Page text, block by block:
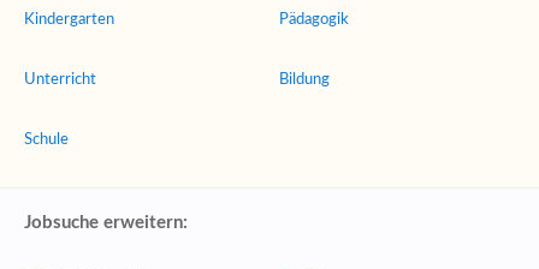
Kindergarten
Unterricht
Schule
Pädagogik
Bildung
Jobsuche erweitern: